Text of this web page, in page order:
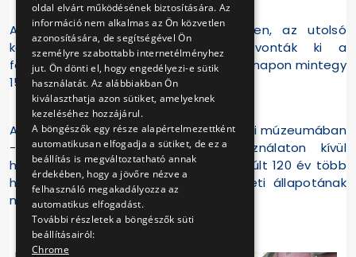
Az utolsó favázas pótkocsit 1972-ben, az utolsó
kéttengelyes pótkocsit 1978-ben vonták ki a
forgalomból. 1975-ben egy nyári munkanapon mintegy
154 vonatpár közlekedett.
A BKV 1992-ben létrehozott szentendrei múzeumában
- egy 1914-ben épült, majd használaton kívül
helyezetett hév kocsiszínben - az elmúlt 120 év több
hév-járműve is megcsodálható, eredeti állapotának
megfelelően felújítva.
oldal elvárt működésének biztosítására. Az
információ nem alkalmas az Ön közvetlen
azonosítására, de segítségével Ön
személyre szabottabb internetélményhez
jut. Ön dönti el, hogy engedélyezi-e sütik
használatát. Az alábbiakban Ön
kiválaszthatja azon sütiket, amelyeknek
kezeléséhez hozzájárul.
A böngészők egy része alapértelmezettként
automatikusan elfogadja a sütiket, de ez a
beállítás is megváltoztatható annak
érdekében, hogy a jövőre nézve a
felhasználó megakadályozza az
automatikus elfogadást.
További részletek a böngészők süti
beállításairól:
Chrome